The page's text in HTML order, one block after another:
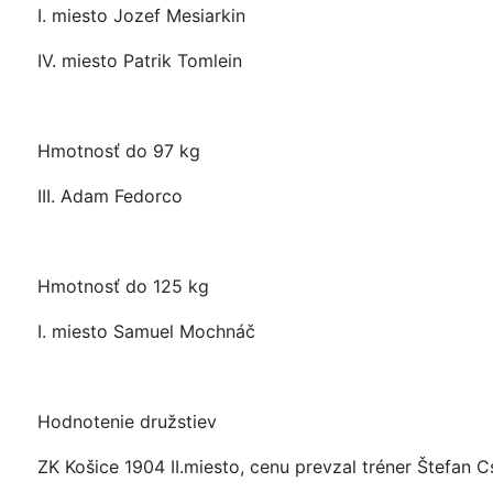
I. miesto Jozef Mesiarkin
IV. miesto Patrik Tomlein
Hmotnosť do 97 kg
III. Adam Fedorco
Hmotnosť do 125 kg
I. miesto Samuel Mochnáč
Hodnotenie družstiev
ZK Košice 1904 II.miesto, cenu prevzal tréner Štefan